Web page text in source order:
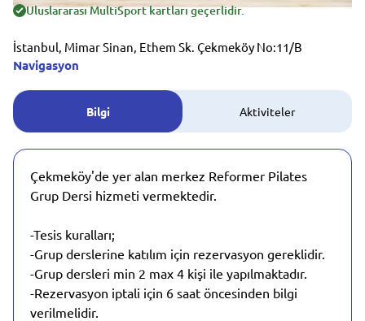
Uluslararası MultiSport kartları geçerlidir.
İstanbul, Mimar Sinan, Ethem Sk. Çekmeköy No:11/B
Navigasyon
Bilgi Aktiviteler
Çekmeköy'de yer alan merkez Reformer Pilates
Grup Dersi hizmeti vermektedir.
-Tesis kuralları;
-Grup derslerine katılım için rezervasyon gereklidir.
-Grup dersleri min 2 max 4 kişi ile yapılmaktadır.
-Rezervasyon iptali için 6 saat öncesinden bilgi
verilmelidir.